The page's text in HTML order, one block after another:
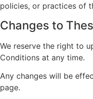
policies, or practices of
Changes to
We reserve the right to
Conditions at any time.
Any changes will be
page.